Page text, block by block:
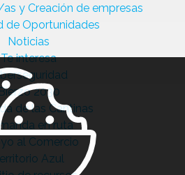
y Creación de empresas
de Oportunidades
Noticias
Te interesa
Bierzo 2030
de las Cantinas
en ruta
al Comercio
Azul